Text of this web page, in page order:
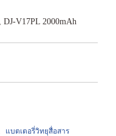
V17PL 2000mAh
แบตเตอรี่วิทยุสื่อสาร